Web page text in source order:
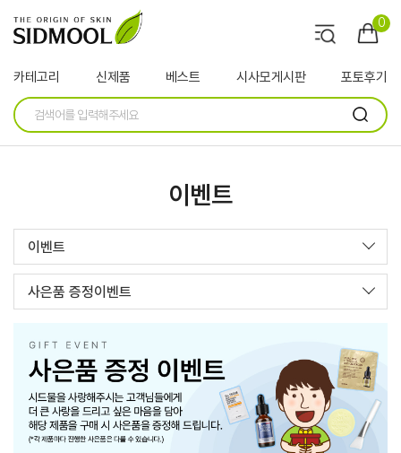
0
카테고리 신제품 베스트 시사모게시판 포토후기
이벤트
이벤트
사은품 증정이벤트